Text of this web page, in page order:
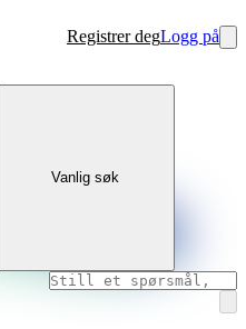
Registrer degLogg på
Vanlig søk